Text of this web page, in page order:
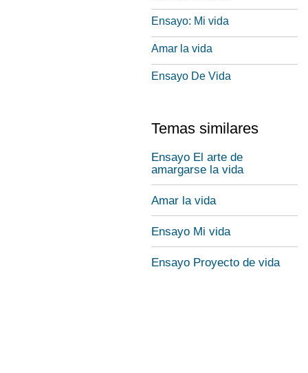
Ensayo: Mi vida
Amar la vida
Ensayo De Vida
Temas similares
Ensayo El arte de
amargarse la vida
Amar la vida
Ensayo Mi vida
Ensayo Proyecto de vida